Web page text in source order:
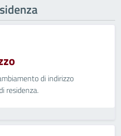
di indirizzo
residenza.